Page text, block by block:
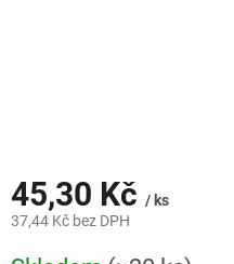
45,30 Kč / ks
37,44 Kč bez DPH